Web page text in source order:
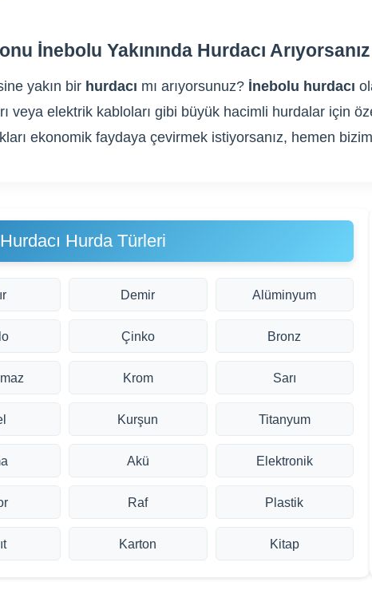
İnebolu Yakınında Hurdacı
yakın bir hurdacı mı arıyorsunuz? İnebolu hurdacı
veya elektrik kabloları gibi büyük hacimli hurdalar için
ekonomik faydaya çevirmek istiyorsanız, hemen
Hurda Türleri
Demir Alüminyum
Çinko Bronz
Krom Sarı
Kurşun Titanyum
Akü Elektronik
Raf Plastik
Karton Kitap